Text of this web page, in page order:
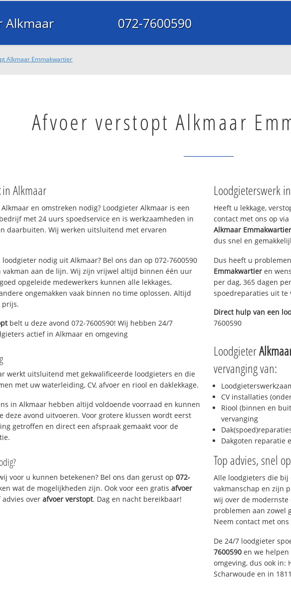
Alkmaar 072-7600590
Alkmaar Emmakwartier
Afvoer verstopt Alkmaar
in Alkmaar
en omstreken nodig? Loodgieter Alkmaar is een
met 24 uurs spoedservice en is werkzaamheden in
daarbuiten. Wij werken uitsluitend met ervaren
nodig uit Alkmaar? Bel ons dan op 072-7600590
vakman aan de lijn. Wij zijn vrijwel altijd binnen één uur
opgeleide medewerkers kunnen alle lekkages,
ongemakken vaak binnen no time oplossen. Altijd
prijs.
belt u deze avond 072-7600590! Wij hebben 24/7
actief in Alkmaar en omgeving
werkt uitsluitend met gekwalificeerde loodgieters en die
met uw waterleiding, CV, afvoer en riool en daklekkage.
in Alkmaar hebben altijd voldoende voorraad en kunnen
deze avond uitvoeren. Voor grotere klussen wordt eerst
getroffen en direct een afspraak gemaakt voor de
voor u kunnen betekenen? Bel ons dan gerust op072-
wat de mogelijkheden zijn. Ook voor een gratisafvoer
overafvoer verstopt. Dag en nacht bereikbaar!
Loodgieterswerk in
Heeft u lekkage,
contact met ons op
Alkmaar Emmakwartier
dus snel en
Dus heeft u
Emmakwartier en
per dag, 365 dagen
spoedreparaties uit te
Direct hulp van een
7600590
Loodgieter
vervanging van:
CV installaties
Riool (binnen en
vervanging
Dakgoten reparatie
Top advies, snel
Alle loodgieters die
vakmanschap en zijn
wij over de
problemen aan zowel
Neem contact met
De 24/7 loodgieter
7600590 en we
omgeving, dus ook in:
Scharwoude en in